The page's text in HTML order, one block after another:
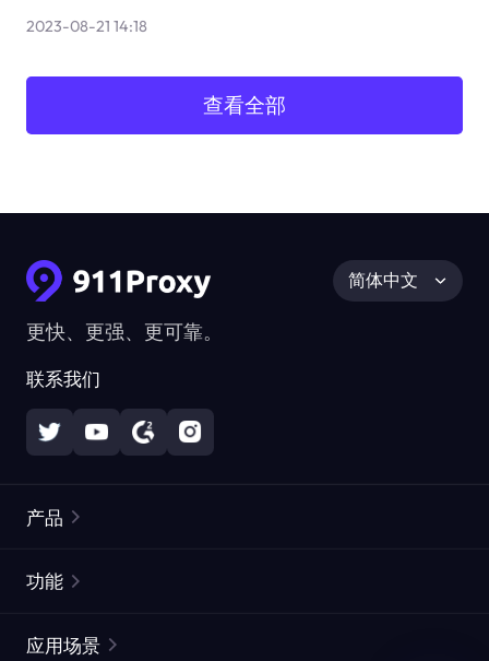
2023-08-21 14:18
查看全部
更快、更强、更可靠。
联系我们
简体中文
产品
静态住宅代理
功能
应用场景